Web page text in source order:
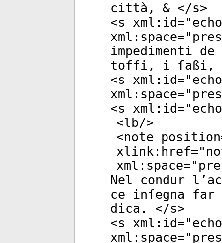
città, & </s>
<s xml:id="
xml:space="
impedimenti
toffi, i ſaßi,
<s xml:id="
xml:space="
<s xml:id="
<lb/>
<note position
xlink:href="
xml:space="
Nel condur
ce inſegna
dica. </s>
<s xml:id="
xml:space="